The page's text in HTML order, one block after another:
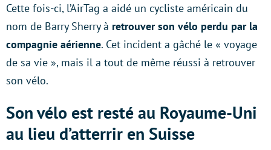
Cette fois-ci, l’AirTag a aidé un cycliste américain du
nom de Barry Sherry à retrouver son vélo perdu par la
compagnie aérienne. Cet incident a gâché le « voyage
de sa vie », mais il a tout de même réussi à retrouver
son vélo.
Son vélo est resté au Royaume-Uni
au lieu d’atterrir en Suisse